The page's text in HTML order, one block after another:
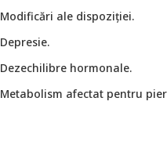
Modificări ale dispoziției.
Depresie.
Dezechilibre hormonale.
Metabolism afectat pentru